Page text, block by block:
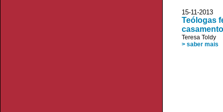
15-11-2013
Teólogas
Teresa Toldy
> saber mais